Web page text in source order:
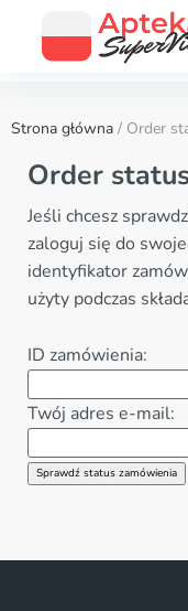
Strona główna / Order
Order
Jeśli chcesz
zaloguj się do
identyfikator
użyty podczas
ID zamówienia:
Twój adres e-mail: